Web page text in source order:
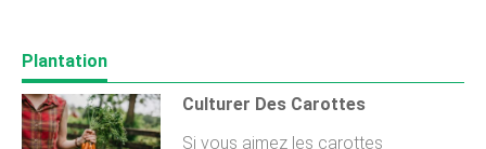
Plantation
Culturer Des Carottes
Si vous aimez les carottes